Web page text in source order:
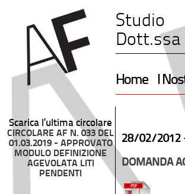
Studio
Dott.ssa
Home I
Scarica l’ultima circolare
CIRCOLARE AF N. 033 DEL
01.03.2019 - APPROVATO
MODULO DEFINIZIONE
AGEVOLATA LITI
PENDENTI
28/02/2012
DOMANDA